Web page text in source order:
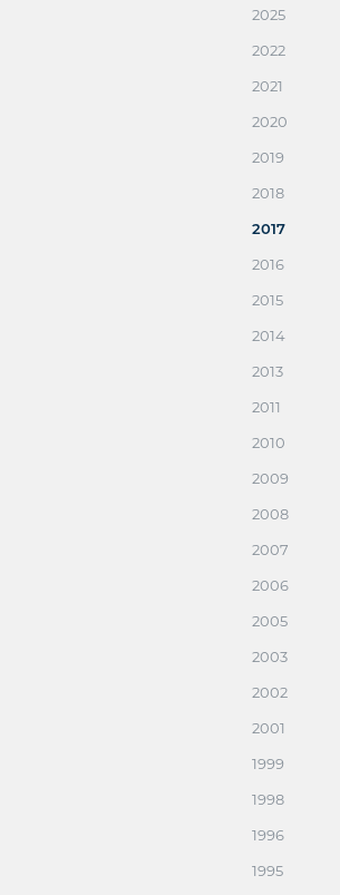
2025
2022
2021
2020
2019
2018
2017
2016
2015
2014
2013
2011
2010
2009
2008
2007
2006
2005
2003
2002
2001
1999
1998
1996
1995